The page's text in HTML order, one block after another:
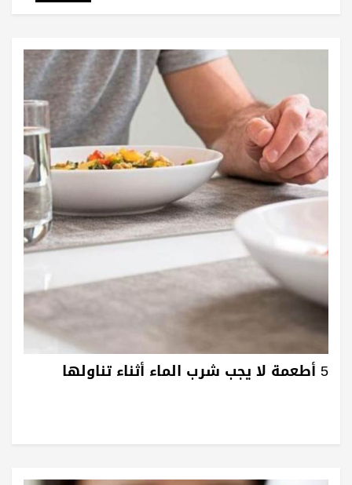
5 أطعمة لا يجب شرب الماء أثناء تناولها